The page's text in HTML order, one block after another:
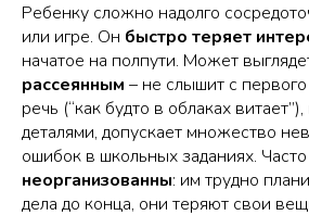
Ребенку сложно надолго
или игре. Он быстро теряет
начатое на полпути. Может
рассеянным – не слышит с
речь (“как будто в облаках
деталями, допускает множество
ошибок в школьных заданиях. Часто
неорганизованны: им трудно
дела до конца, они теряют свои